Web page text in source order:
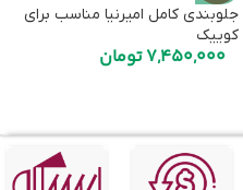
جلوبندی کامل امیرنیا مناسب برای
کوییک
7,450,000تومان